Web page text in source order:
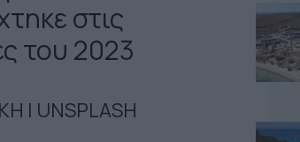
στις
του 2023
| UNSPLASH